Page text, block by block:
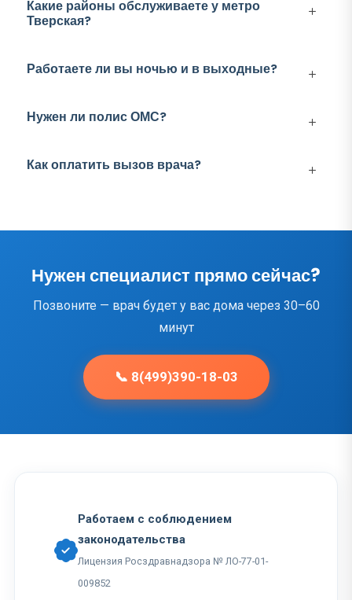
Какие районы обслуживаете у метро
Тверская?
Работаете ли вы ночью и в выходные?
Нужен ли полис ОМС?
Как оплатить вызов врача?
Нужен специалист прямо сейчас?
Позвоните — врач будет у вас дома через 30–60
минут
📞 8(499)390-18-03
Работаем с соблюдением
законодательства
Лицензия Росздравнадзора № ЛО-77-01-
009852